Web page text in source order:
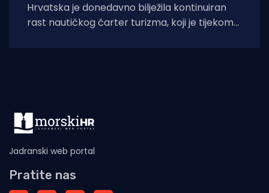
Hrvatska je donedavno bilježila kontinuiran
rast nautičkog čarter turizma, koji je tijekom
Jadranski web portal
Pratite nas